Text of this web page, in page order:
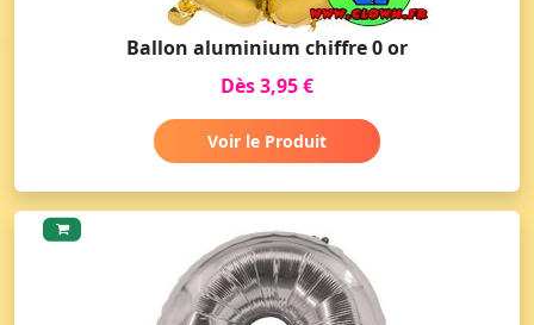
Ballon aluminium chiffre 0 or
Dès 3,95 €
Voir le Produit